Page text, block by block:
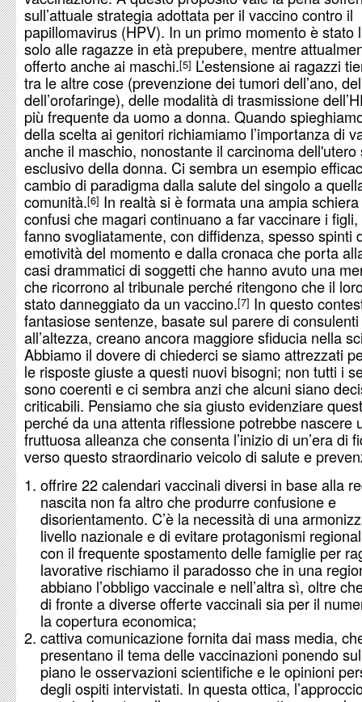
sull’attuale strategia adottata per il vaccino contro il
papillomavirus (HPV). In un primo momento è stato
solo alle ragazze in età prepubere, mentre
offerto anche ai maschi. 5 L’estensione ai ragazzi
tra le altre cose (prevenzione dei tumori dell’ano,
dell’orofaringe), delle modalità di trasmissione
più frequente da uomo a donna. Quando
della scelta ai genitori richiamiamo l’importanza di
anche il maschio, nonostante il carcinoma dell'utero
esclusivo della donna. Ci sembra un esempio
cambio di paradigma dalla salute del singolo a
comunità. 6 In realtà si è formata una ampia
confusi che magari continuano a far vaccinare i
fanno svogliatamente, con diffidenza, spesso spinti
emotività del momento e dalla cronaca che porta
casi drammatici di soggetti che hanno avuto una
che ricorrono al tribunale perché ritengono che il
stato danneggiato da un vaccino. 7 In questo
fantasiose sentenze, basate sul parere di
all’altezza, creano ancora maggiore sfiducia nella
Abbiamo il dovere di chiederci se siamo attrezzati
le risposte giuste a questi nuovi bisogni; non tutti i
sono coerenti e ci sembra anzi che alcuni siano
criticabili. Pensiamo che sia giusto evidenziare
perché da una attenta riflessione potrebbe nascere
fruttuosa alleanza che consenta l’inizio di un’era di
verso questo straordinario veicolo di salute e
offrire 22 calendari vaccinali diversi in base alla
nascita non fa altro che produrre confusione e
disorientamento. C’è la necessità di una
livello nazionale e di evitare protagonismi
con il frequente spostamento delle famiglie per
lavorative rischiamo il paradosso che in una
abbiano l’obbligo vaccinale e nell’altra sì, oltre
di fronte a diverse offerte vaccinali sia per il
la copertura economica;
cattiva comunicazione fornita dai mass media,
presentano il tema delle vaccinazioni ponendo
piano le osservazioni scientifiche e le opinioni
degli ospiti intervistati. In questa ottica,